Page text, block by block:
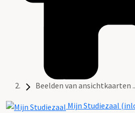
Beelden van ansichtkaarten
Mijn Studiezaal